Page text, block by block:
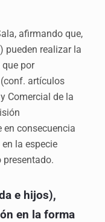
afirmando que,
pueden realizar la
por
artículos
Comercial de la
consecuencia
en la especie
e hijos),
en la forma